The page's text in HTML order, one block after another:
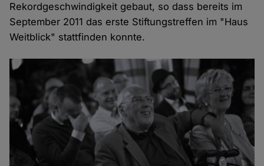
Rekordgeschwindigkeit gebaut, so dass bereits im
September 2011 das erste Stiftungstreffen im "Haus
Weitblick" stattfinden konnte.